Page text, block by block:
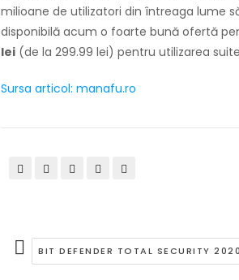
milioane de utilizatori din întreaga lume
disponibilă acum o foarte bună ofertă
lei (de la 299.99 lei) pentru utilizarea
Sursa articol: manafu.ro
BIT DEFENDER TOTAL SECURITY 2020